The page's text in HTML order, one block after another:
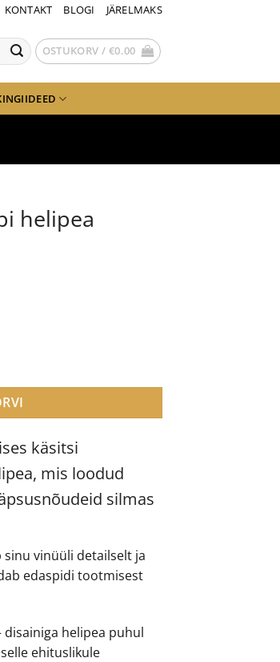
KONTAKT BLOGI JÄRELMAKS
OSTUKORV / €0.00
helipea
käsitsi
mis loodud
silmas
vinüüli detailselt ja
edaspidi tootmisest
disainiga helipea puhul
ehituslikule